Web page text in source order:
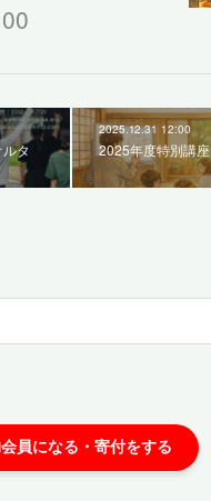
タ
2025.12.31 12:00
2025年度特別講座